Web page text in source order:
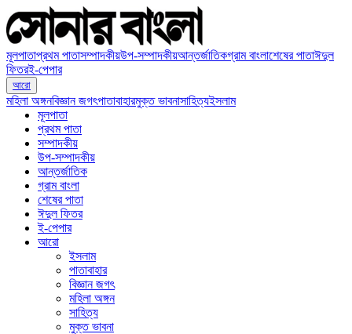
মূলপাতাপ্রথম পাতাসম্পাদকীয়উপ-সম্পাদকীয়আন্তর্জাতিকগ্রাম বাংলাশেষের পাতাঈদুল
ফিতরই-পেপার
আরো
মহিলা অঙ্গনবিজ্ঞান জগৎপাতাবাহারমুক্ত ভাবনাসাহিত্যইসলাম
মূলপাতা
প্রথম পাতা
সম্পাদকীয়
উপ-সম্পাদকীয়
আন্তর্জাতিক
গ্রাম বাংলা
শেষের পাতা
ঈদুল ফিতর
ই-পেপার
আরো
ইসলাম
পাতাবাহার
বিজ্ঞান জগৎ
মহিলা অঙ্গন
সাহিত্য
মুক্ত ভাবনা